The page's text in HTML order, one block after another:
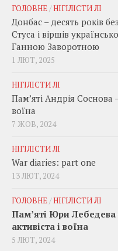
ГОЛОВНЕ/НІГІЛІСТИ ЛІ
Донбас – десять років
Стуса і віршів
Ганною Заворотною
1 ЛЮТ, 2025
НІГІЛІСТИ ЛІ
Пам’яті Андрія Соснова
воїна
7 ЖОВ, 2024
НІГІЛІСТИ ЛІ
War diaries: part one
13 ЛЮТ, 2024
ГОЛОВНЕ/НІГІЛІСТИ ЛІ
Пам’яті Юри Лебедева
активіста і воїна
5 ЛЮТ, 2024